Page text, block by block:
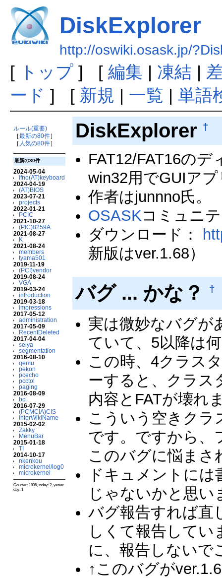
DiskExplorer
http://oswiki.osask.jp/
[ トップ] [ 編集 | 凍結 |
ード ] [ 新規 | 一覧 | 単語
ルール(重要)
［最新の80件］
［ 人気の80件］
最新の30件
2024-05-04
ifno(AT)keyboard
2024-04-19
(AT)BIOS
2023-07-21
projects
2022-01-21
PCIC
2021-10-27
(PIC)8259A
2021-08-27
K
2021-08-24
members
tyama501
2019-11-19
(PCI)vendor
2019-08-24
VGA
2019-03-24
introduction
2019-03-18
impressions
2017-05-12
administration
2017-05-09
RecentDeleted
2017-04-04
seiya
segmentation
2016-08-10
qemu
pekon
pcecho
pcctol
paging
2016-08-09
bo
2016-07-29
(PCMCIA)CIS
InterWikiName
2015-02-02
Zakky
MenuBar
2015-01-18
TI
2014-10-17
nkenkou
microkernel/log0
microkernel
Counter: 1936, today: 2, yester
day: 1
DiskExplorer †
FAT12/FAT16の
win32用でGUIア
作者はjunnno氏。
OSASKコミュニ
ダウンロード：
新版はver.1.68）
バグ ... かな？ †
実は微妙なバグが
ていて、5以降は
この時、4クラス
ーすると、クラス
内容とFATが壊れ
こういう空きクラ
です。ですから、
このバグに悩まさ
ドキュメントに
じゃないかと思い
バグ報告すれば直
しくて報告して
に、報告しないで
↑このバグが